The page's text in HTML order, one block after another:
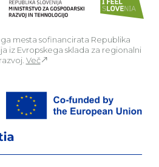
mesta sofinancirata Republika
iz Evropskega sklada za regionalni
razvoj. Več